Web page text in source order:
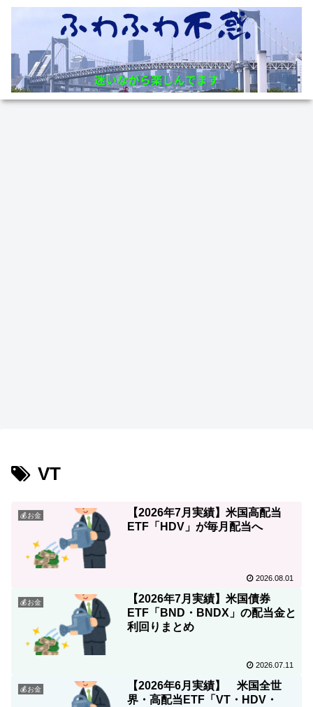
VT
💰お金
【2026年7月実績】米国高配当
ETF「HDV」が毎月配当へ
2026.08.01
💰お金
【2026年7月実績】米国債券
ETF「BND・BNDX」の配当金と
利回りまとめ
2026.07.11
💰お金
【2026年6月実績】 米国全世
界・高配当ETF「VT・HDV・